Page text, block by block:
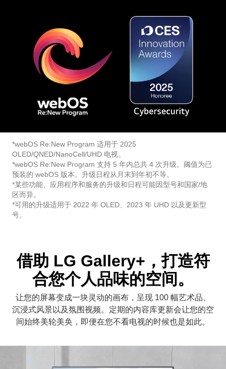
*webOS Re:New Program 适用于 2025
OLED/QNED/NanoCell/UHD 电视。
*webOS Re:New Program 支持 5 年内总共 4 次升级。阈值为已
预装的 webOS 版本。升级日程从月末到年初不等。
*某些功能、应用程序和服务的升级和日程可能因型号和国家/地
区而异。
*可用的升级适用于 2022 年 OLED、2023 年 UHD 以及更新型
号。
借助 LG Gallery+，打造符
合您个人品味的空间。
让您的屏幕变成一块灵动的画布，呈现 100 幅艺术品、
沉浸式风景以及氛围视频。定期的内容库更新会让您的空
间始终美轮美奂，即便在您不看电视的时候也是如此。